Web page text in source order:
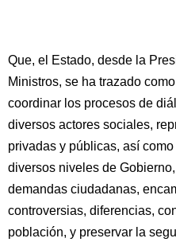
Que, el Estado, desde la
Ministros, se ha trazado
coordinar los procesos de
diversos actores sociales,
privadas y públicas, así
diversos niveles de
demandas ciudadanas,
controversias, diferencias,
población, y preservar la